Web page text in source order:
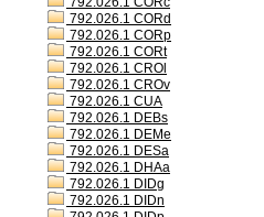
792.026.1 CORd
792.026.1 CORp
792.026.1 CORt
792.026.1 CROl
792.026.1 CROv
792.026.1 CUA
792.026.1 DEBs
792.026.1 DEMe
792.026.1 DESa
792.026.1 DHAa
792.026.1 DIDg
792.026.1 DIDn